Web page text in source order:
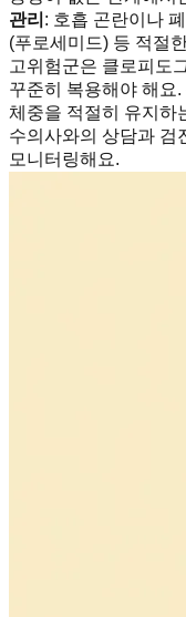
관리 : 호흡 곤란이나
(푸로세미드) 등 적절
고위험군은 클로피도
꾸준히 복용해야 해요.
체중을 적절히 유지하
수의사와의 상담과 검
모니터링해요.